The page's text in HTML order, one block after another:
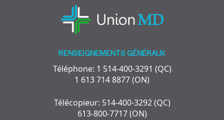
RENSEIGNEMENTS GÉNÉRAUX
Téléphone: 1 514-400-3291 (QC)
1 613 714 8877 (ON)
Télécopieur: 514-400-3292 (QC)
613-800-7717 (ON)